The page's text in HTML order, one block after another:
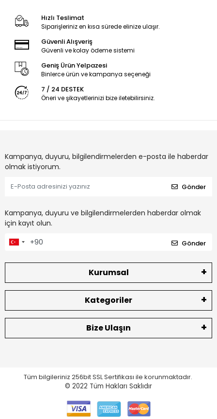
Hızlı Teslimat
Siparişleriniz en kısa sürede elinize ulaşır.
Güvenli Alışveriş
Güvenli ve kolay ödeme sistemi
Geniş Ürün Yelpazesi
Binlerce ürün ve kampanya seçeneği
7 / 24 DESTEK
Öneri ve şikayetlerinizi bize iletebilirsiniz.
Kampanya, duyuru, bilgilendirmelerden e-posta ile haberdar
olmak istiyorum.
Gönder
Kampanya, duyuru ve bilgilendirmelerden haberdar olmak
için kayıt olun.
Gönder
Kurumsal
Kategoriler
Bize Ulaşın
Tüm bilgileriniz 256bit SSL Sertifikası ile korunmaktadır.
© 2022 Tüm Hakları Saklıdır